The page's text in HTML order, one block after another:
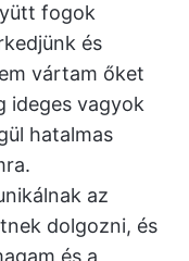
fogok
és
vártam őket
ideges vagyok
hatalmas
az
dolgozni, és
és a